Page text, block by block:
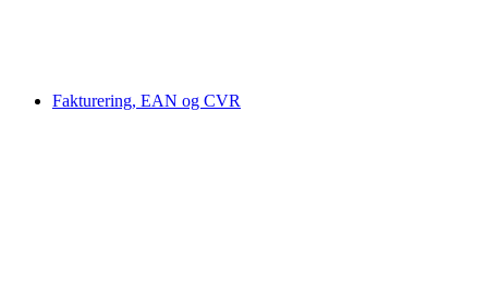
Fakturering, EAN og CVR